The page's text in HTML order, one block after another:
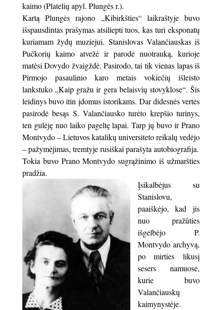
kaimo (Platelių apyl. Plungės r.).
Kartą Plungės rajono „Kibirkšties“ laikraštyje buvo
išspausdintas prašymas atsiliepti tuos, kas turi eksponatų
kuriamam žydų muziejui. Stanislovas Valančiauskas iš
Pučkorių kaimo atvežė ir parodė nuotrauką, kurioje
matėsi Dovydo žvaigždė. Pasirodo, tai tik vienas lapas iš
Pirmojo pasaulinio karo metais vokiečių išleisto
lankstuko „Kaip gražu ir gera belaisvių stovyklose“. Šis
leidinys buvo itin įdomus istorikams. Dar didesnės vertės
pasirodė besąs S. Valančiausko turėto krepšio turinys,
ten gulėję nuo laiko pageltę lapai. Tarp jų buvo ir Prano
Montvydo – Lietuvos katalikų universiteto reikalų vedėjo
– pažymėjimas, tremtyje rusiškai parašyta autobiografija.
Tokia buvo Prano Montvydo sugrąžinimo iš užmaršties
pradžia.
Įsikalbėjus su
Stanislovu,
paaiškėjo, kad jis
nuo pražūties
išgelbėjo P.
Montvydo archyvą,
po mirties likusį
sesers namuose,
kurie buvo
Valančiauskų
kaimynystėje.